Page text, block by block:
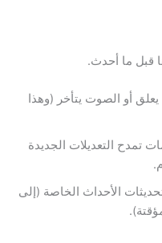
قبل ما أحدث.
أو الصوت يتأخر (وهذا
تمدح التعديلات الجديدة
الأحداث الخاصة (إلى